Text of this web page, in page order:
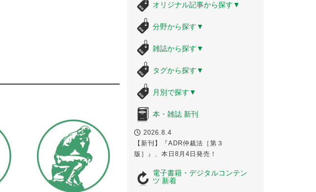
オリジナル記事から探す ▼
分野から探す ▼
雑誌から探す ▼
タグから探す ▼
月別で探す ▼
本・雑誌 新刊
2026.8.4
【新刊】『ADR仲裁法［第３
版］』、本日8月4日発売！
電子書籍・デジタルコンテン
ツ 新着